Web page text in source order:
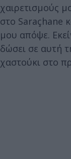
χαιρετισμούς
στο Saraçhane
μου απόψε.
δώσει σε αυτή
χαστούκι στο